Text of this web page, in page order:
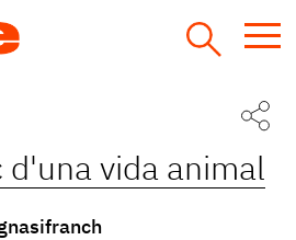
d'una vida animal